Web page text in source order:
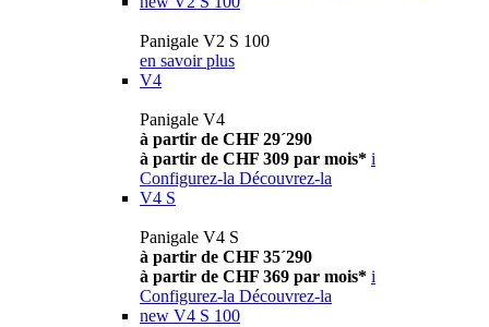
Panigale V2 S 100
en savoir plus
V4
Panigale V4
à partir de CHF 29´290
à partir de CHF 309 par mois* i
Configurez-la Découvrez-la
V4 S
Panigale V4 S
à partir de CHF 35´290
à partir de CHF 369 par mois* i
Configurez-la Découvrez-la
new V4 S 100